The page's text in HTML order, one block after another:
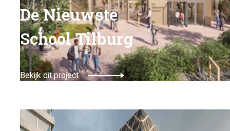
De Nieuwste
School Tilburg
Bekijk dit project